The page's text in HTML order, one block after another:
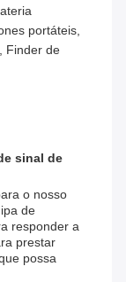
portáteis,
Finder de
sinal de
o nosso
de
responder a
prestar
possa